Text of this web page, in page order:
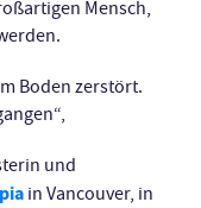
Mensch,
Boden zerstört.
und
in Vancouver, in